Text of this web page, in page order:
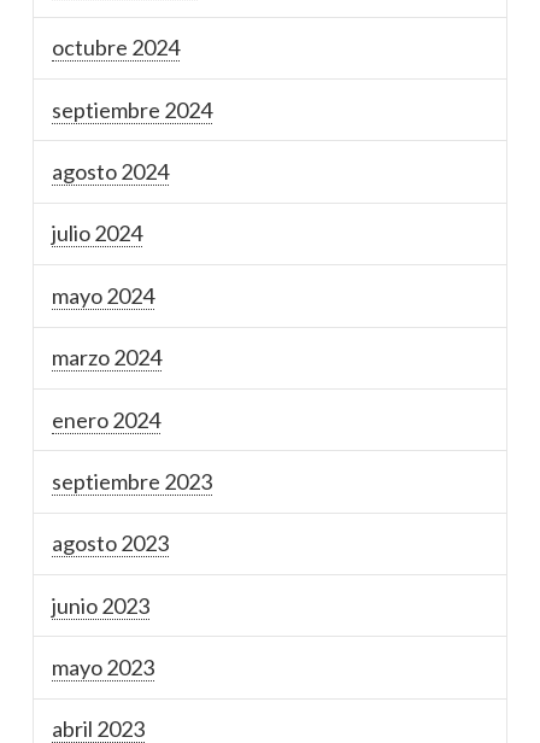
octubre 2024
septiembre 2024
agosto 2024
julio 2024
mayo 2024
marzo 2024
enero 2024
septiembre 2023
agosto 2023
junio 2023
mayo 2023
abril 2023